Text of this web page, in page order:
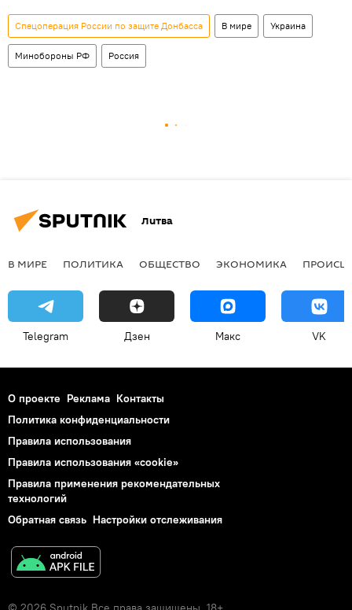
Спецоперация России по защите Донбасса В мире Украина
Минобороны РФ Россия
Литва
В МИРЕ ПОЛИТИКА ОБЩЕСТВО ЭКОНОМИКА
Telegram Дзен Макс VK
О проекте Реклама Контакты
Политика конфиденциальности
Правила использования
Правила использования «cookie»
Правила применения рекомендательных
технологий
Обратная связь Настройки отслеживания